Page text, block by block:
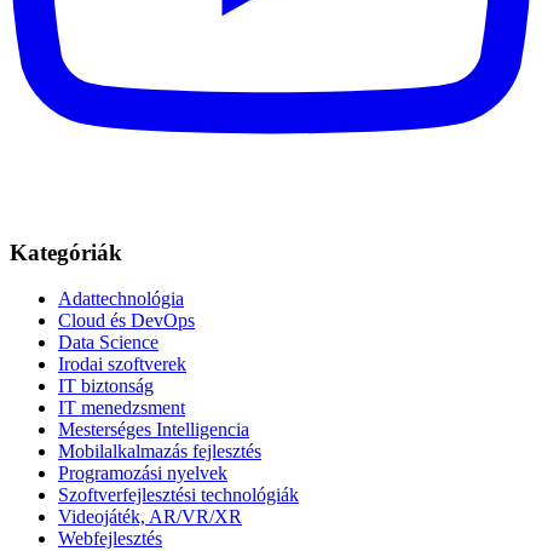
Kategóriák
Adattechnológia
Cloud és DevOps
Data Science
Irodai szoftverek
IT biztonság
IT menedzsment
Mesterséges Intelligencia
Mobilalkalmazás fejlesztés
Programozási nyelvek
Szoftverfejlesztési technológiák
Videojáték, AR/VR/XR
Webfejlesztés